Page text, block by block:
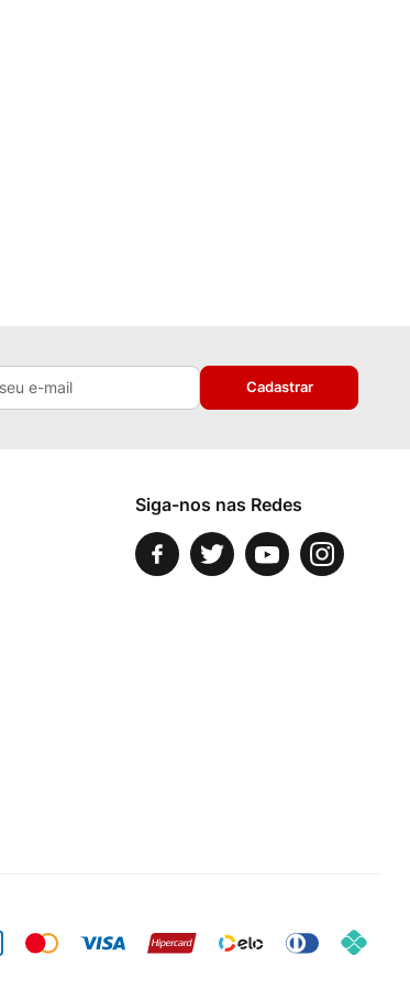
Cadastrar
Siga-nos nas Redes